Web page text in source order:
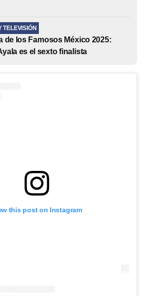
TELEVISIÓN
de los Famosos México 2025:
es el sexto finalista
this post on Instagram